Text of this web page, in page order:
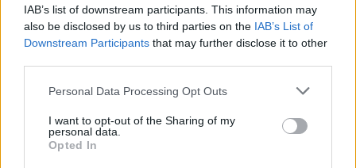
IAB’s list of downstream participants. This information may
also be disclosed by us to third parties on the IAB’s List of
Downstream Participants that may further disclose it to other
Personal Data Processing Opt Outs
I want to opt-out of the Sharing of my
personal data.
Opted In
Διακόσμηση
Διατροφή
Υγεία